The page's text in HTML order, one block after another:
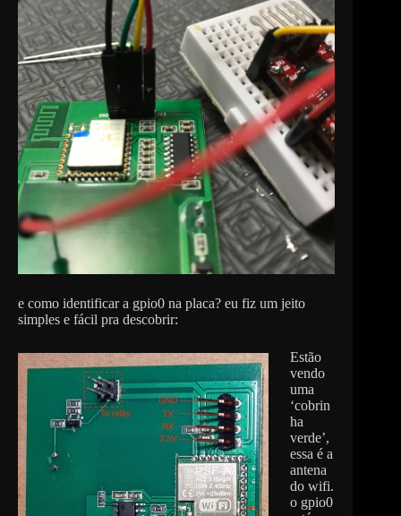
e como identificar a gpio0 na placa? eu fiz um jeito
simples e fácil pra descobrir:
Estão
vendo
uma
‘cobrin
ha
verde’,
essa é a
antena
do wifi.
o gpio0